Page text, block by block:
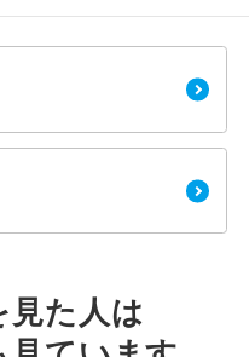
見た人は